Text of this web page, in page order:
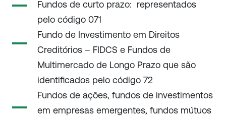
Fundos de curto prazo: representados
pelo código 071
Fundo de Investimento em Direitos
Creditórios – FIDCS e Fundos de
Multimercado de Longo Prazo que são
identificados pelo código 72
Fundos de ações, fundos de investimentos
em empresas emergentes, fundos mútuos